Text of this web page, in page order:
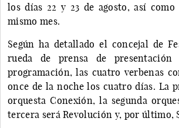
los días 22 y 23 de agosto, así
mismo mes.
Según ha detallado el concejal de
rueda de prensa de
programación, las cuatro verbenas
once de la noche los cuatro días. La
orquesta Conexión, la segunda
tercera será Revolución y, por último,